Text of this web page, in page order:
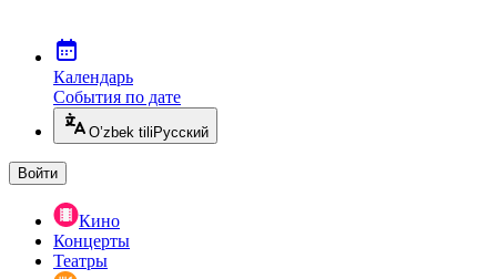
Календарь
События по дате
O’zbek tili Русский
Войти
Кино
Концерты
Театры